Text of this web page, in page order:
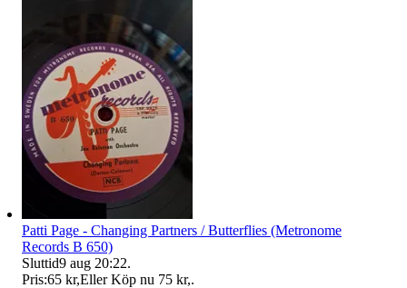
Patti Page - Changing Partners / Butterflies (Metronome
Records B 650)
Sluttid9 aug 20:22.
Pris:65 kr,Eller Köp nu 75 kr,.